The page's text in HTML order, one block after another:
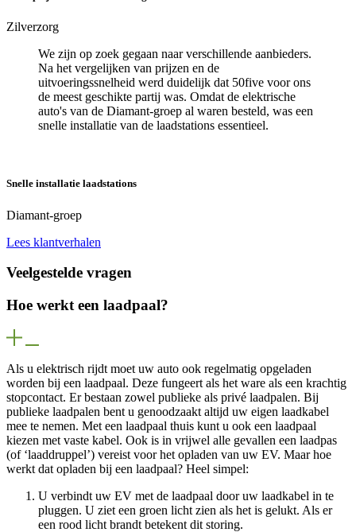
Zilverzorg
We zijn op zoek gegaan naar verschillende aanbieders.
Na het vergelijken van prijzen en de
uitvoeringssnelheid werd duidelijk dat 50five voor ons
de meest geschikte partij was. Omdat de elektrische
auto's van de Diamant-groep al waren besteld, was een
snelle installatie van de laadstations essentieel.
Snelle installatie laadstations
Diamant-groep
Lees klantverhalen
Veelgestelde vragen
Hoe werkt een laadpaal?
Als u elektrisch rijdt moet uw auto ook regelmatig opgeladen
worden bij een laadpaal. Deze fungeert als het ware als een krachtig
stopcontact. Er bestaan zowel publieke als privé laadpalen. Bij
publieke laadpalen bent u genoodzaakt altijd uw eigen laadkabel
mee te nemen. Met een laadpaal thuis kunt u ook een laadpaal
kiezen met vaste kabel. Ook is in vrijwel alle gevallen een laadpas
(of ‘laaddruppel’) vereist voor het opladen van uw EV. Maar hoe
werkt dat opladen bij een laadpaal? Heel simpel:
U verbindt uw EV met de laadpaal door uw laadkabel in te
pluggen. U ziet een groen licht zien als het is gelukt. Als er
een rood licht brandt betekent dit storing.